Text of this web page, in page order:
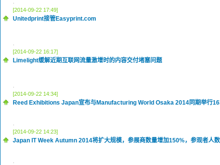
.
[2014-09-22 17:49]
Unitedprint接管Easyprint.com
.
[2014-09-22 16:17]
Limelight缓解近期互联网流量激增时的内容交付堵塞问题
.
[2014-09-22 14:34]
Reed Exhibitions Japan宣布与Manufacturing World Osaka 2014同期举行
.
[2014-09-22 14:23]
Japan IT Week Autumn 2014将扩大规模，参展商数量增加150%，参观者人
.